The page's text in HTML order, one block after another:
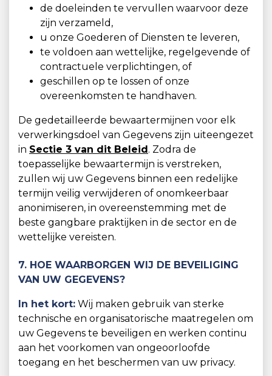
de doeleinden te vervullen waarvoor deze
zijn verzameld,
u onze Goederen of Diensten te leveren,
te voldoen aan wettelijke, regelgevende of
contractuele verplichtingen, of
geschillen op te lossen of onze
overeenkomsten te handhaven.
De gedetailleerde bewaartermijnen voor elk
verwerkingsdoel van Gegevens zijn uiteengezet
in Sectie 3 van dit Beleid. Zodra de
toepasselijke bewaartermijn is verstreken,
zullen wij uw Gegevens binnen een redelijke
termijn veilig verwijderen of onomkeerbaar
anonimiseren, in overeenstemming met de
beste gangbare praktijken in de sector en de
wettelijke vereisten.
7. HOE WAARBORGEN WIJ DE BEVEILIGING
VAN UW GEGEVENS?
In het kort: Wij maken gebruik van sterke
technische en organisatorische maatregelen om
uw Gegevens te beveiligen en werken continu
aan het voorkomen van ongeoorloofde
toegang en het beschermen van uw privacy.